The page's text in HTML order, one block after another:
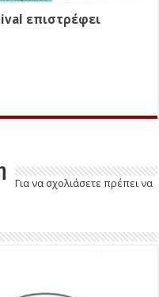
επιστρέφει
Για να σχολιάσετε πρέπει να